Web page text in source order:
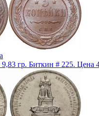
9,83 гр. Биткин # 225. Цена